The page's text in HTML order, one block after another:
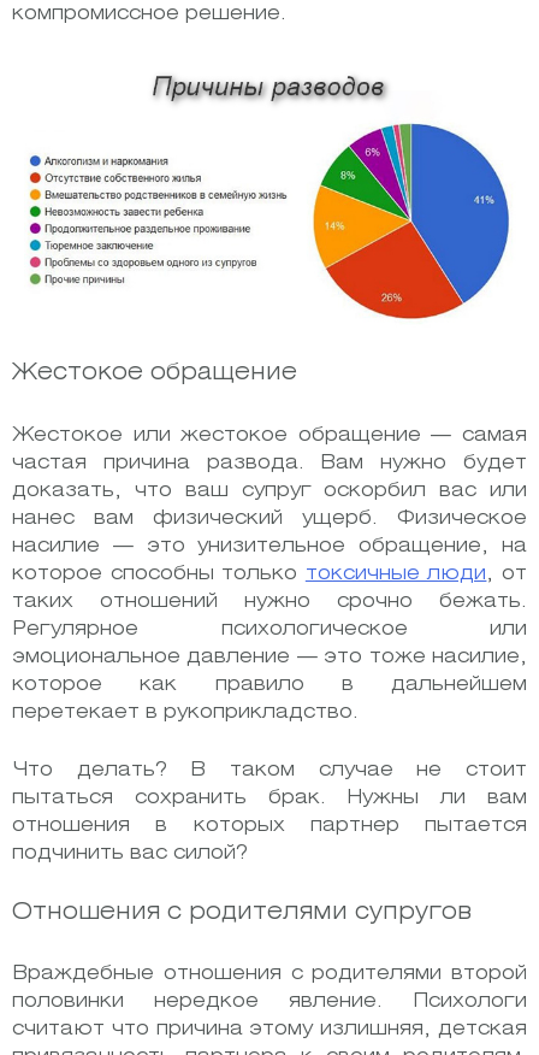
компромиссное решение.
Жестокое обращение
Жестокое или жестокое обращение — самая
частая причина развода. Вам нужно будет
доказать, что ваш супруг оскорбил вас или
нанес вам физический ущерб. Физическое
насилие — это унизительное обращение, на
которое способны только токсичные люди , от
таких отношений нужно срочно бежать.
Регулярное психологическое или
эмоциональное давление — это тоже насилие,
которое как правило в дальнейшем
перетекает в рукоприкладство.
Что делать? В таком случае не стоит
пытаться сохранить брак. Нужны ли вам
отношения в которых партнер пытается
подчинить вас силой?
Отношения с родителями супругов
Враждебные отношения с родителями второй
половинки нередкое явление. Психологи
считают что причина этому излишняя, детская